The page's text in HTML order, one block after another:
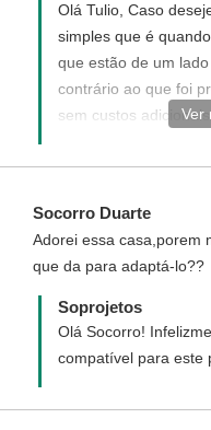
Olá Tulio, Caso
simples que é
que estão de um
contrário ao que foi
sem custos
aquisição no
Ver
Socorro Duarte
Adorei essa casa,porem
que da para adaptá-lo??
Soprojetos
Olá Socorro!
compatível para este